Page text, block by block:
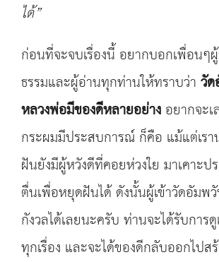
ได้”
ก่อนที่จะจบเรื่องนี้ อยากบอกเพื่อนๆ
ธรรมและผู้อ่านทุกท่านให้ทราบว่าวั
หลวงพ่อมีของดีหลายอย่างอยากจะเ
กระผมมีประสบการณ์ ก็คือ แม้แต่เร
ฝันยังมีผู้หวังดีที่คอยห่วงใย มาเคาะป
ตื่นเพื่อหยุดฝันได้ ดังนั้นผู้เข้าวัดอัม
กังวลได้เลยนะครับ ท่านจะได้รับการ
ทุกเรื่อง และจะได้ของดีกลับออกไปส